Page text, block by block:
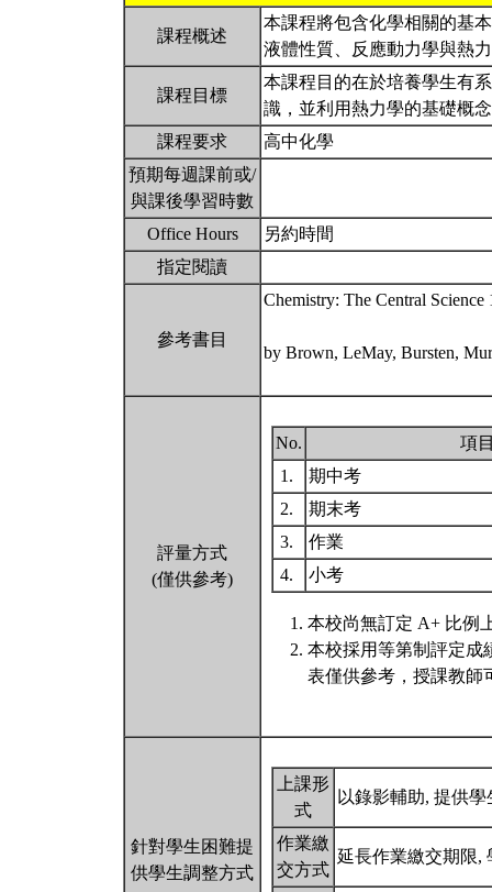
課程概述
本課程將包含化學相關的基
液體性質、反應動力學與熱
課程目標
本課程目的在於培養學生有
識，並利用熱力學的基礎概
課程要求
高中化學
預期每週課前或/
與課後學習時數
Office Hours
另約時間
指定閱讀
參考書目
Chemistry: The Central Science
by Brown, LeMay, Bursten,
評量方式
(僅供參考)
No.
項
1.
期中考
2.
期末考
3.
作業
4.
小考
本校尚無訂定 A+ 比例
本校採用等第制評定成
表僅供參考，授課教師
針對學生困難提
供學生調整方式
上課形
式
以錄影輔助, 提供
作業繳
交方式
延長作業繳交期限,